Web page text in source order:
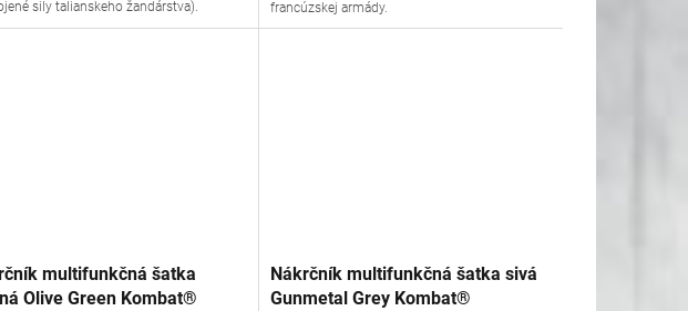
sily talianskeho žandárstva).
francúzskej armády.
multifunkčná šatka
Olive Green Kombat®
Nákrčník multifunkčná šatka sivá
Gunmetal Grey Kombat®